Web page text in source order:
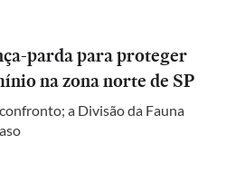
parda para proteger
na zona norte de SP
a Divisão da Fauna